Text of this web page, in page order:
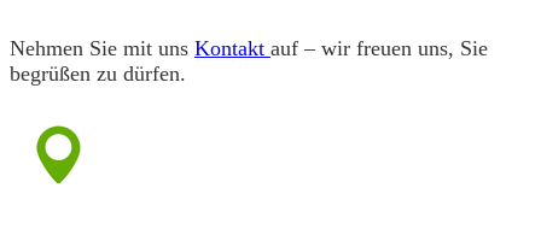
Nehmen Sie mit uns Kontakt auf – wir freuen uns, Sie
begrüßen zu dürfen.